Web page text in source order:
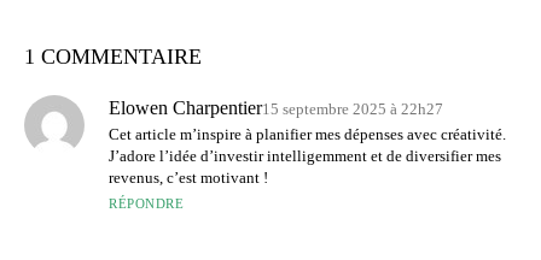
1 COMMENTAIRE
Elowen Charpentier15 septembre 2025 à 22h27
Cet article m’inspire à planifier mes dépenses avec créativité.
J’adore l’idée d’investir intelligemment et de diversifier mes
revenus, c’est motivant !
RÉPONDRE